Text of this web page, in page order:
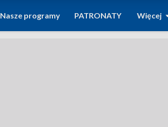
Nasze programy PATRONATY Więcej